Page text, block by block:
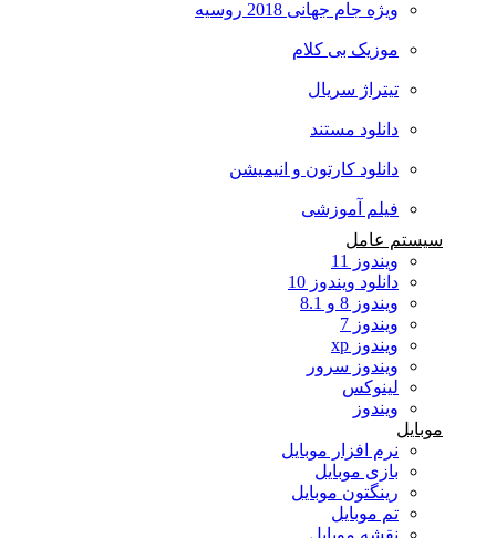
ویژه جام جهانی 2018 روسیه
موزیک بی کلام
تیتراژ سریال
دانلود مستند
دانلود کارتون و انیمیشن
فیلم آموزشی
سیستم عامل
ویندوز 11
دانلود ویندوز 10
ویندوز 8 و 8.1
ویندوز 7
ویندوز xp
ویندوز سرور
لینوکس
ویندوز
نرم افزار موبایل
بازی موبایل
رینگتون موبایل
تم موبایل
نقشه موبایل